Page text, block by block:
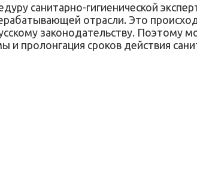
санитарно-гигиенической
отрасли. Это
законодательству. Поэтому
сроков действия